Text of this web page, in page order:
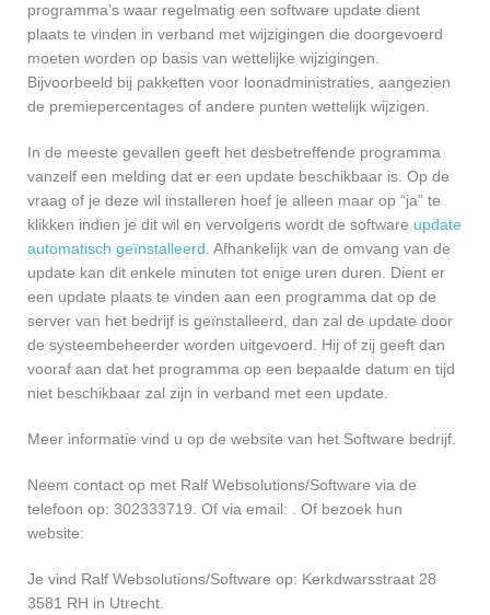
programma’s waar regelmatig een software update dient
plaats te vinden in verband met wijzigingen die doorgevoerd
moeten worden op basis van wettelijke wijzigingen.
Bijvoorbeeld bij pakketten voor loonadministraties, aangezien
de premiepercentages of andere punten wettelijk wijzigen.
In de meeste gevallen geeft het desbetreffende programma
vanzelf een melding dat er een update beschikbaar is. Op de
vraag of je deze wil installeren hoef je alleen maar op “ja” te
klikken indien je dit wil en vervolgens wordt de software update
automatisch geïnstalleerd. Afhankelijk van de omvang van de
update kan dit enkele minuten tot enige uren duren. Dient er
een update plaats te vinden aan een programma dat op de
server van het bedrijf is geïnstalleerd, dan zal de update door
de systeembeheerder worden uitgevoerd. Hij of zij geeft dan
vooraf aan dat het programma op een bepaalde datum en tijd
niet beschikbaar zal zijn in verband met een update.
Meer informatie vind u op de website van het Software bedrijf.
Neem contact op met Ralf Websolutions/Software via de
telefoon op: 302333719. Of via email: . Of bezoek hun
website:
Je vind Ralf Websolutions/Software op: Kerkdwarsstraat 28
3581 RH in Utrecht.